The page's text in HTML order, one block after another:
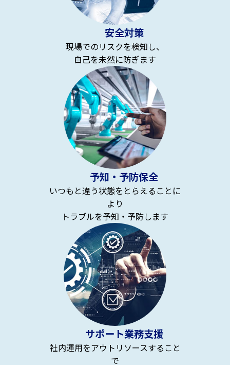
安全対策
現場でのリスクを検知し、
自己を未然に防ぎます
予知・予防保全
いつもと違う状態をとらえることに
より
トラブルを予知・予防します
サポート業務支援
社内運用をアウトリソースすること
で